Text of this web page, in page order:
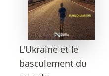
L'Ukraine et le
basculement du